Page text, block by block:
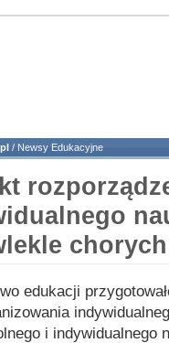
/ Newsy Edukacyjne
chorych
edukacji
i indywidualnego